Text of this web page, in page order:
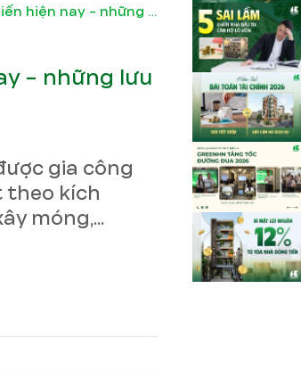
Các loại đá xây dựng phổ biến hiện nay - những lưu ý khi chọn đá
- những lưu
gia công
theo kích
móng,...